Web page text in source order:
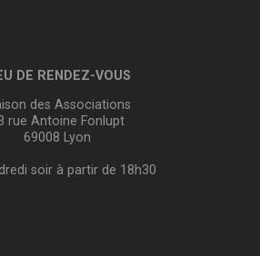
DE RENDEZ-VOUS
des Associations
rue Antoine Fonlupt
69008 Lyon
soir à partir de 18h30